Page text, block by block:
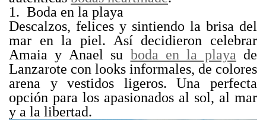
1. Boda en la playa
Descalzos, felices y sintiendo la brisa del
mar en la piel. Así decidieron celebrar
Amaia y Anael su boda en la playa de
Lanzarote con looks informales, de colores
arena y vestidos ligeros. Una perfecta
opción para los apasionados al sol, al mar
y a la libertad.